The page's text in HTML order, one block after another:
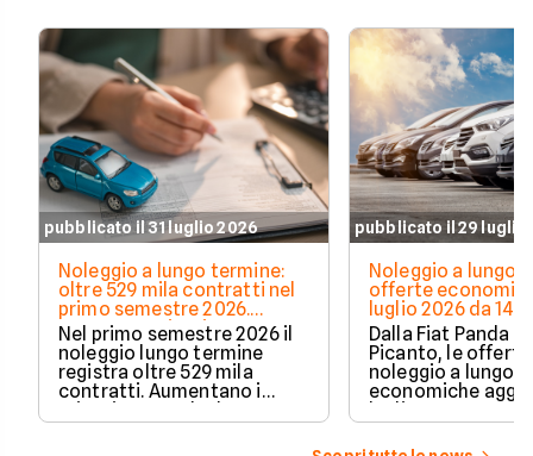
pubblicato il 31 luglio 2026
Noleggio a lungo termine:
oltre 529 mila contratti nel
primo semestre 2026.
Crescono privati e auto
elettrificate
Nel primo semestre 2026 il
noleggio lungo termine
registra oltre 529 mila
contratti. Aumentano i
privati, cresce la durata
media e accelerano ibride
pubblicato il 29 luglio
Noleggio a lungo
offerte
luglio 2026 da
Dalla Fiat Panda
Picanto, le
noleggio a lungo
economiche
luglio 2026, con
partire da 148€ al